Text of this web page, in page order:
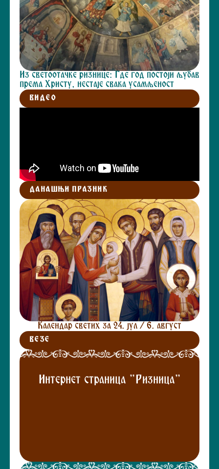
Из светоотачке ризнице: Где год постоји љубав
према Христу, нестаје свака усамљеност
ВИДЕО
ДАНАШЊИ ПРАЗНИК
Календар светих за 24. јул / 6. август
ВЕЗЕ
Интернет страница "Ризница"